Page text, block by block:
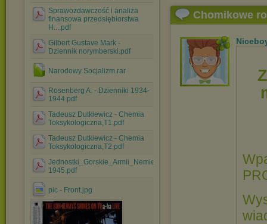
Sprawozdawczość i analiza
finansowa przedsiębiorstwa
H....pdf
Gilbert Gustave Mark -
Dziennik norymberski.pdf
Narodowy Socjalizm.rar
Rosenberg A. - Dzienniki 1934-
1944.pdf
Tadeusz Dutkiewicz - Chemia
Toksykologiczna,T1.pdf
Tadeusz Dutkiewicz - Chemia
Toksykologiczna,T2.pdf
Jednostki_Gorskie_Armii_Nemieckej_1933-
1945.pdf
pic - Front.jpg
Chomikowe